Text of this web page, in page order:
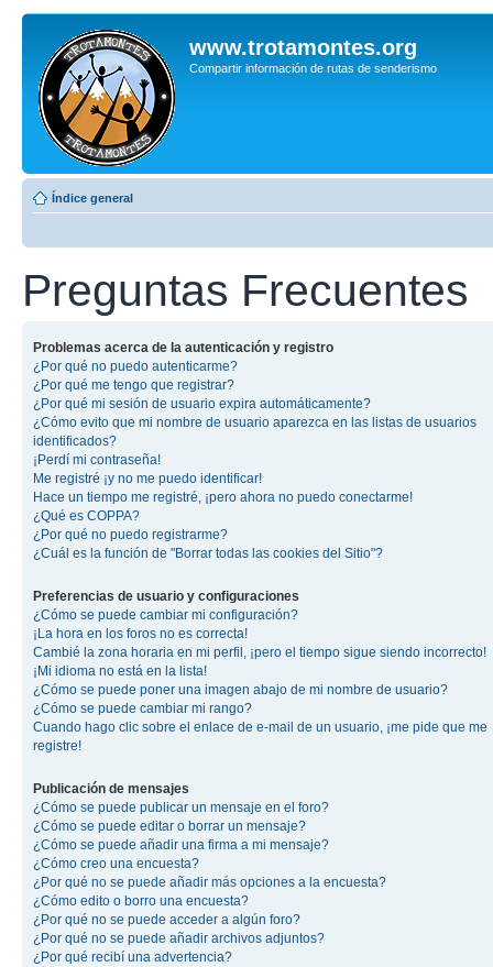
www.trotamontes.org
Compartir información de rutas de senderismo
Índice general
Preguntas Frecuentes
Problemas acerca de la autenticación y registro
¿Por qué no puedo autenticarme?
¿Por qué me tengo que registrar?
¿Por qué mi sesión de usuario expira automáticamente?
¿Cómo evito que mi nombre de usuario aparezca en las listas de usuarios
identificados?
¡Perdí mi contraseña!
Me registré ¡y no me puedo identificar!
Hace un tiempo me registré, ¡pero ahora no puedo conectarme!
¿Qué es COPPA?
¿Por qué no puedo registrarme?
¿Cuál es la función de "Borrar todas las cookies del Sitio"?
Preferencias de usuario y configuraciones
¿Cómo se puede cambiar mi configuración?
¡La hora en los foros no es correcta!
Cambié la zona horaria en mi perfil, ¡pero el tiempo sigue siendo incorrecto!
¡Mi idioma no está en la lista!
¿Cómo se puede poner una imagen abajo de mi nombre de usuario?
¿Cómo se puede cambiar mi rango?
Cuando hago clic sobre el enlace de e-mail de un usuario, ¡me pide que me
registre!
Publicación de mensajes
¿Cómo se puede publicar un mensaje en el foro?
¿Cómo se puede editar o borrar un mensaje?
¿Cómo se puede añadir una firma a mi mensaje?
¿Cómo creo una encuesta?
¿Por qué no se puede añadir más opciones a la encuesta?
¿Cómo edito o borro una encuesta?
¿Por qué no se puede acceder a algún foro?
¿Por qué no se puede añadir archivos adjuntos?
¿Por qué recibí una advertencia?